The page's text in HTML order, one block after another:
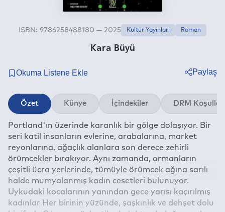
Kara Büyü
ISBN: 9786258488180 — 2025 Kültür Yayınları Roman
Paylaş
Twitter
Linkedin
Whatsapp
E-mail
Özet Künye İçindekiler DRM Koşulları
Portland'ın üzerinde karanlık bir gölge dolaşıyor. Bir
seri katil insanların evlerine, arabalarına, market
reyonlarına, ağaçlık alanlara son derece zehirli
örümcekler bırakıyor. Aynı zamanda, ormanların
çeşitli ücra yerlerinde, tümüyle örümcek ağına sarılı
halde mumyalanmış kadın cesetleri bulunuyor.
Uykudaki kocalarının yanından gece yarısı kaçırılmış
kadınlar Her birinin yüzünde, şaşkınlık ve dehşet dolu